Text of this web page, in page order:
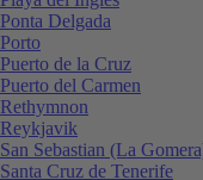
Ponta Delgada
Porto
Puerto de la Cruz
Puerto del Carmen
Rethymnon
Reykjavik
San Sebastian (La
Santa Cruz de Tenerife